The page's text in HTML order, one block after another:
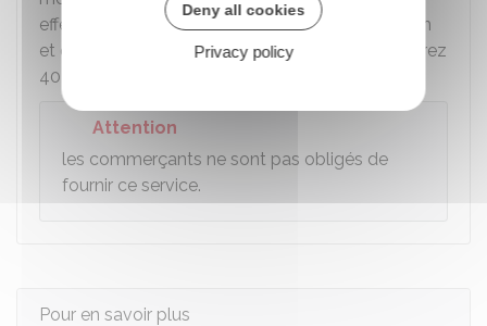
effectuez des achats pour60 €dans un magasin
et que vous payez
100 €par carte, vous récupérez
40 €
Attention
les commerçants ne sont pas obligés de
fournir ce service.
Pour en savoir plus
Deny all cookies
Privacy policy